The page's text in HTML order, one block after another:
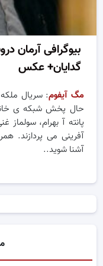
بیوگرافی آرمان
گدایان+ عکس
مگ آیفوم: سریال
حال پخش شبکه ی
پانته آ بهرام،
آفرینی می پردازند.
آشنا شوید..